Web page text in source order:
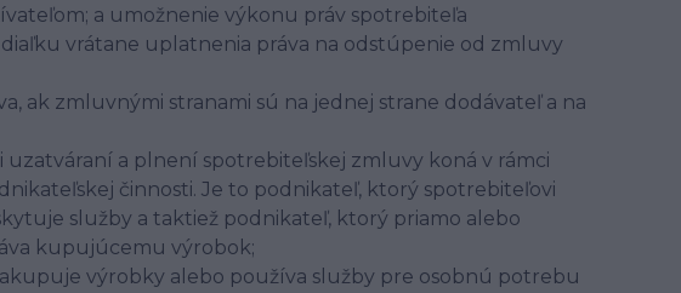
a umožnenie výkonu práv spotrebiteľa
vrátane uplatnenia práva na odstúpenie od zmluvy
ak zmluvnými stranami sú na jednej strane dodávateľ a na
uzatváraní a plnení spotrebiteľskej zmluvy koná v rámci
činnosti. Je to podnikateľ, ktorý spotrebiteľovi
služby a taktiež podnikateľ, ktorý priamo alebo
kupujúcemu výrobok;
výrobky alebo používa služby pre osobnú potrebu